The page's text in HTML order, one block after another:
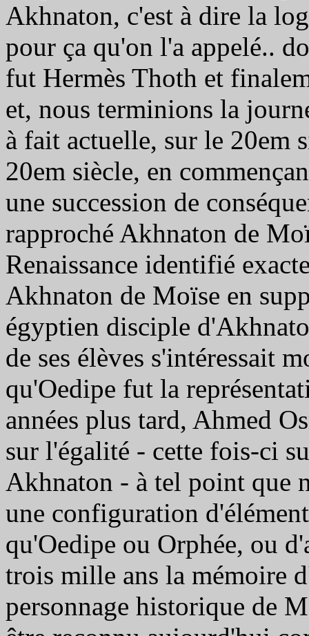
Akhnaton, c'est à dire la
pour ça qu'on l'a appelé..
fut Hermès Thoth et
et, nous terminions la
à fait actuelle, sur le 20em
20em siècle, en
une succession de
rapproché Akhnaton de
Renaissance identifié
Akhnaton de Moïse en
égyptien disciple
de ses élèves s'intéressait
qu'Oedipe fut la
années plus tard, Ahmed
sur l'égalité - cette fois-ci
Akhnaton - à tel point que
une configuration
qu'Oedipe ou Orphée, ou
trois mille ans la mémoire
personnage historique de